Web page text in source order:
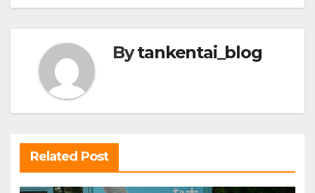
ー
シ
Bytankentai_blog
Related Post